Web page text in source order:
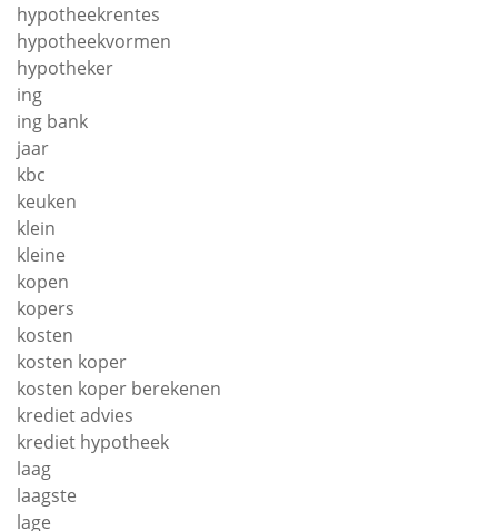
hypotheekrentes
hypotheekvormen
hypotheker
ing
ing bank
jaar
kbc
keuken
klein
kleine
kopen
kopers
kosten
kosten koper
kosten koper berekenen
krediet advies
krediet hypotheek
laag
laagste
lage